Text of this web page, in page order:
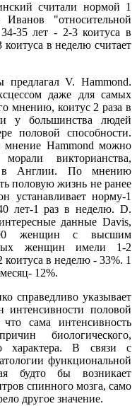
считали нормой 1
"относительной
35 лет - 2-3 коитуса в
в неделю считает
предлагал V. Hammond.
даже для самых
мнению, коитус 2 раза в
у большинства людей
половой способности.
мнение Hammond можно
викторианства,
в Англии. По мнению
половую жизнь не ранее
устанавливает норму-1
лет-1 раз в неделю. D.
данные Davis,
женщин с высшим
женщин имели 1-2
коитуса в неделю - 33%. 1
12%.
справедливо указывает
интенсивности половой
сама интенсивность
биологического,
характера. В связи с
функциональной
будто бы возникает
спинного мозга, само
другое значение.